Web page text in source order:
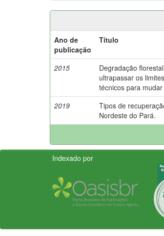
Ano de
publicação
Título
2015
Degradação
ultrapassar os
técnicos para
2019
Tipos de
Nordeste do Pará.
Indexado por